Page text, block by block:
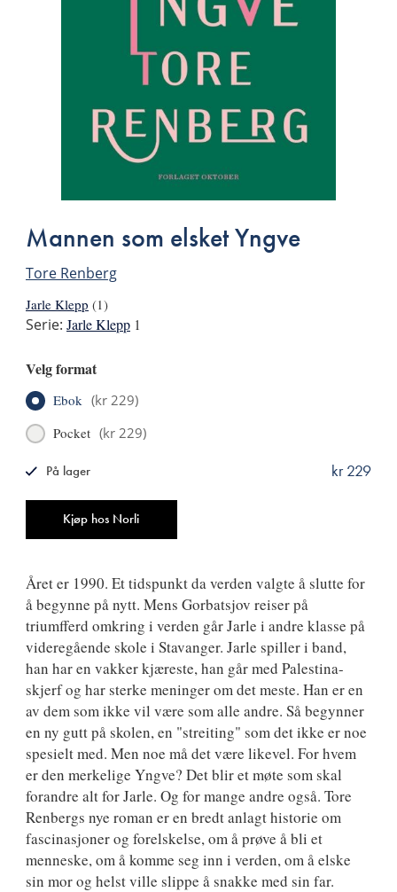
Mannen som elsket Yngve
Tore Renberg
Jarle Klepp (1)
Serie: Jarle Klepp 1
Velg format
Ebok (kr 229)
Pocket (kr 229)
Kjøp hos Norli
kr 229
På lager
Året er 1990. Et tidspunkt da verden valgte å slutte for
å begynne på nytt. Mens Gorbatsjov reiser på
triumfferd omkring i verden går Jarle i andre klasse på
videregående skole i Stavanger. Jarle spiller i band,
han har en vakker kjæreste, han går med Palestina-
skjerf og har sterke meninger om det meste. Han er en
av dem som ikke vil være som alle andre. Så begynner
en ny gutt på skolen, en "streiting" som det ikke er noe
spesielt med. Men noe må det være likevel. For hvem
er den merkelige Yngve? Det blir et møte som skal
forandre alt for Jarle. Og for mange andre også. Tore
Renbergs nye roman er en bredt anlagt historie om
fascinasjoner og forelskelse, om å prøve å bli et
menneske, om å komme seg inn i verden, om å elske
sin mor og helst ville slippe å snakke med sin far.